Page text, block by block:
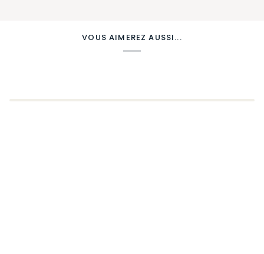
VOUS AIMEREZ AUSSI...